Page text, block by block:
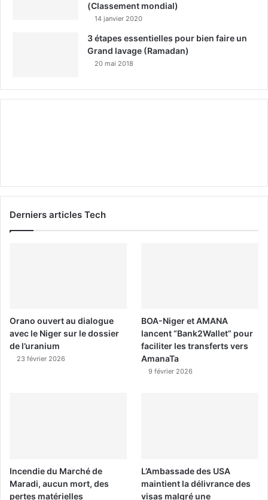
(Classement mondial)
14 janvier 2020
3 étapes essentielles pour bien faire un
Grand lavage (Ramadan)
20 mai 2018
Derniers articles Tech
Orano ouvert au dialogue
avec le Niger sur le dossier
de l’uranium
23 février 2026
BOA-Niger et AMANA
lancent “Bank2Wallet” pour
faciliter les transferts vers
AmanaTa
9 février 2026
Incendie du Marché de
Maradi, aucun mort, des
pertes matérielles
L’Ambassade des USA
maintient la délivrance des
visas malgré une